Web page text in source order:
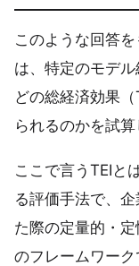
このような回答
は、特定のモデ
どの総経済効果
られるのかを試算
ここで言うTEIと
る評価手法で、
た際の定量的・
のフレームワー